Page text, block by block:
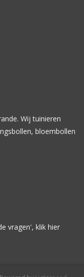
Wij tuinieren
bloembollen
vragen', klik hier